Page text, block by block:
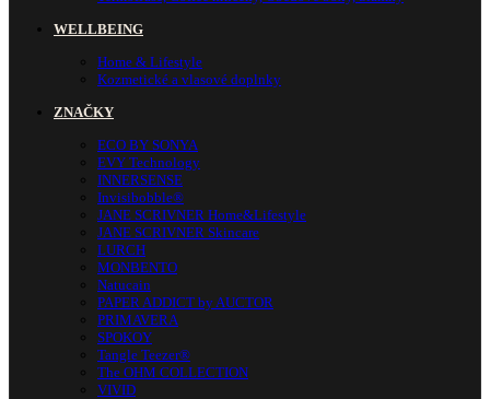
WELLBEING
Home & Lifestyle
Kozmetické a vlasové doplnky
ZNAČKY
ECO BY SONYA
EVY Technology
INNERSENSE
Invisibobble®
JANE SCRIVNER Home&Lifestyle
JANE SCRIVNER Skincare
LURCH
MONBENTO
Natucain
PAPER ADDICT by AUCTOR
PRIMAVERA
SPOKOY
Tangle Teezer®
The OHM COLLECTION
VIVID